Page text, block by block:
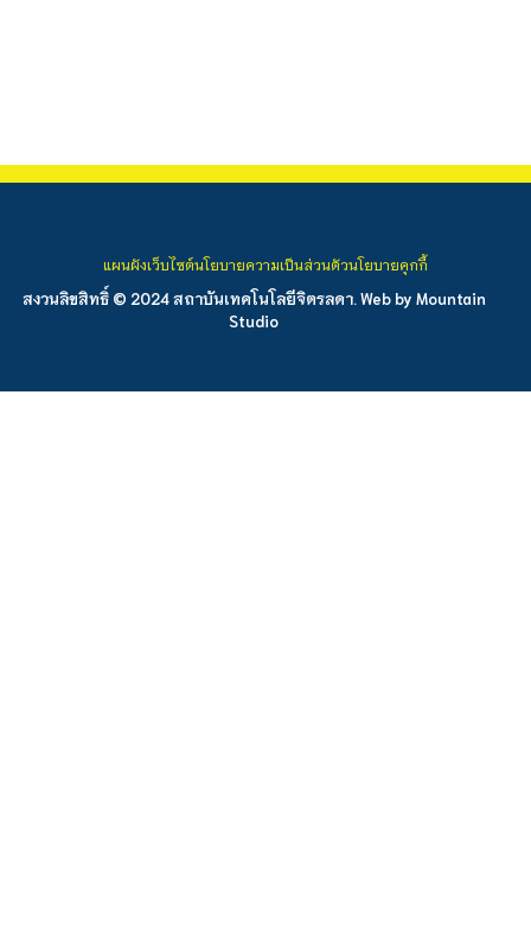
สงวนลิขสิทธิ์ © 2024 สถาบันเทคโนโลยีจิตรลดา. Web by Mountain
Studio
แผนผังเว็บไซต์นโยบายความเป็นส่วนตัวนโยบายคุกกี้